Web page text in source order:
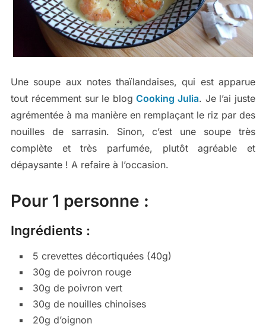
Une soupe aux notes thaïlandaises, qui est apparue
tout récemment sur le blog Cooking Julia. Je l’ai juste
agrémentée à ma manière en remplaçant le riz par des
nouilles de sarrasin. Sinon, c’est une soupe très
complète et très parfumée, plutôt agréable et
dépaysante ! A refaire à l’occasion.
Pour 1 personne :
Ingrédients :
5 crevettes décortiquées (40g)
30g de poivron rouge
30g de poivron vert
30g de nouilles chinoises
20g d’oignon